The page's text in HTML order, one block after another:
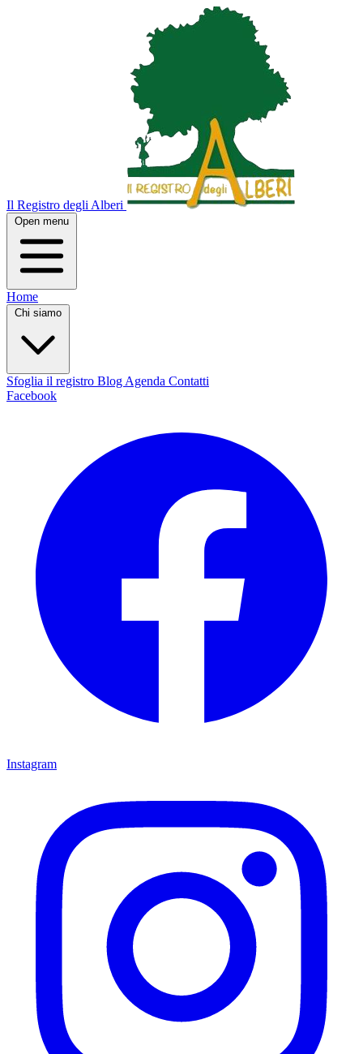
Il Registro degli Alberi
Open menu
Home
Chi siamo
Sfoglia il registro Blog Agenda Contatti
Facebook
Instagram